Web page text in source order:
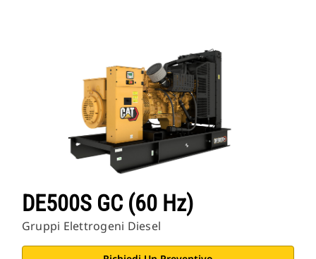
DE500S GC (60 Hz)
Gruppi Elettrogeni Diesel